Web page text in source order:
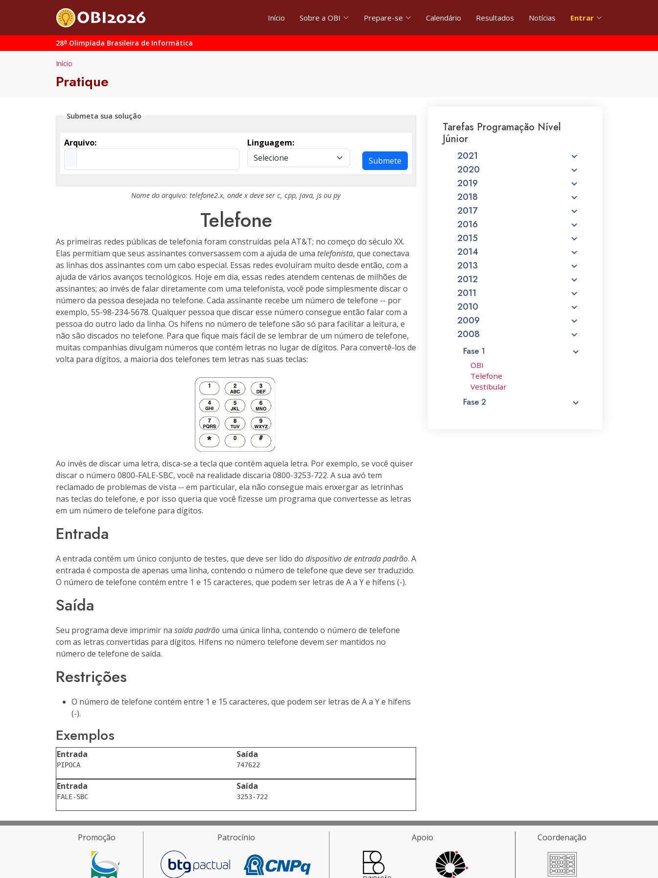
Início Sobre a OBI Prepare-se Calendário Resultados Notícias Entrar
28a Olimpíada Brasileira de Informática
Início
Pratique
Submeta sua solução
Arquivo:
Linguagem:
Submete
Nome do arquivo: telefone2.x, ondex deve ser c, cpp, java, js ou py
Telefone
As primeiras redes públicas de telefonia foram construídas pela AT&T; no começo do século XX.
Elas permitiam que seus assinantes conversassem com a ajuda de uma telefonista, que conectava
as linhas dos assinantes com um cabo especial. Essas redes evoluíram muito desde então, com a
ajuda de vários avanços tecnológicos. Hoje em dia, essas redes atendem centenas de milhões de
assinantes; ao invés de falar diretamente com uma telefonista, você pode simplesmente discar o
número da pessoa desejada no telefone. Cada assinante recebe um número de telefone -- por
exemplo, 55-98-234-5678. Qualquer pessoa que discar esse número consegue então falar com a
pessoa do outro lado da linha. Os hífens no número de telefone são só para facilitar a leitura, e
não são discados no telefone. Para que fique mais fácil de se lembrar de um número de telefone,
muitas companhias divulgam números que contém letras no lugar de dígitos. Para convertê-los de
volta para dígitos, a maioria dos telefones tem letras nas suas teclas:
Ao invés de discar uma letra, disca-se a tecla que contém aquela letra. Por exemplo, se você quiser
discar o número 0800-FALE-SBC, você na realidade discaria 0800-3253-722. A sua avó tem
reclamado de problemas de vista -- em particular, ela não consegue mais enxergar as letrinhas
nas teclas do telefone, e por isso queria que você fizesse um programa que convertesse as letras
em um número de telefone para dígitos.
Entrada
A entrada contém um único conjunto de testes, que deve ser lido do dispositivo de entrada padrão. A
entrada é composta de apenas uma linha, contendo o número de telefone que deve ser traduzido.
O número de telefone contém entre 1 e 15 caracteres, que podem ser letras de A a Y e hífens (-).
Saída
Seu programa deve imprimir na saída padrão uma única linha, contendo o número de telefone
com as letras convertidas para dígitos. Hífens no número telefone devem ser mantidos no
número de telefone de saída.
Restrições
O número de telefone contém entre 1 e 15 caracteres, que podem ser letras de A a Y e hífens
(-).
Exemplos
Entrada Saída
Entrada Saída
Tarefas Programação Nível
Júnior
2021
2020
2019
2018
2017
2016
2015
2014
2013
2012
2011
2010
2009
2008
Fase 1
OBI
Telefone
Vestibular
Fase 2
Promoção Patrocínio Apoio Coordenação